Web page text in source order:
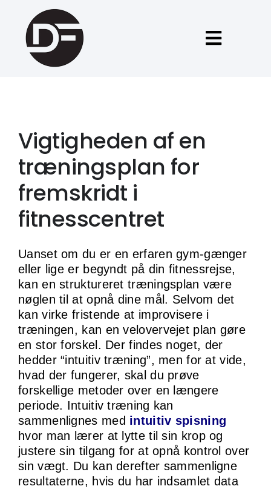
content
Toggle
Fitness tilbud
Om David
Blog
English
Vigtigheden af en
træningsplan for
fremskridt i
fitnesscentret
Uanset om du er en erfaren gym-gænger
eller lige er begyndt på din fitnessrejse,
kan en struktureret træningsplan være
nøglen til at opnå dine mål. Selvom det
kan virke fristende at improvisere i
træningen, kan en velovervejet plan gøre
en stor forskel. Der findes noget, der
hedder “intuitiv træning”, men for at vide,
hvad der fungerer, skal du prøve
forskellige metoder over en længere
periode. Intuitiv træning kan
sammenlignes med intuitiv spisning
hvor man lærer at lytte til sin krop og
justere sin tilgang for at opnå kontrol over
sin vægt. Du kan derefter sammenligne
resultaterne, hvis du har indsamlet data